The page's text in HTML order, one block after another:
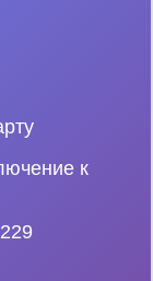
к